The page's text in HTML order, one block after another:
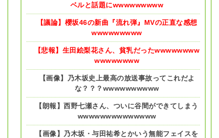
ベルと話題にwwwwwwwww
【議論】櫻坂46の新曲『流れ弾』MVの正直な感想
wwwwwwwww
【悲報】生田絵梨花さん、貧乳だったwwwwwwww
wwwwwwww
【画像】乃木坂史上最高の放送事故ってこれだよ
な？？？wwwwwwwwww
【朗報】西野七瀬さん、ついに谷間ができてしまう
wwwwwwwwwwwwww
【画像】乃木坂・与田祐希とかいう無能フェイスを